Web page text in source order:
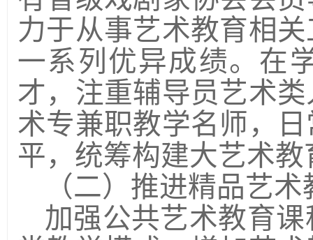
力于从事艺术教育相
一系列优异成绩。在
才，注重辅导员艺术
术专兼职教学名师，
平，统筹构建大艺术
（二）推进精品艺
加强公共艺术教育